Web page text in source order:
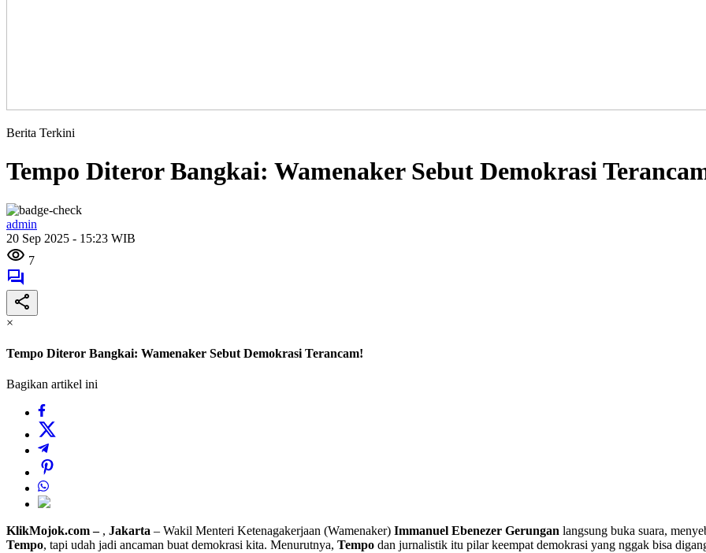
Berita Terkini
Tempo Diteror Bangkai: Wamenaker Sebut Demokrasi
admin
20 Sep 2025 - 15:23 WIB
7
×
Tempo Diteror Bangkai: Wamenaker Sebut Demokrasi Terancam!
Bagikan artikel ini
KlikMojok.com – , Jakarta – Wakil Menteri Ketenagakerjaan (Wamenaker) Immanuel Ebenezer Gerungan langsung buka suara,
Tempo, tapi udah jadi ancaman buat demokrasi kita. Menurutnya, Tempo dan jurnalistik itu pilar keempat demokrasi yang nggak bisa